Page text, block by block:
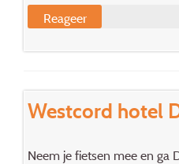
Reageer
Westcord hotel
Neem je fietsen mee en ga